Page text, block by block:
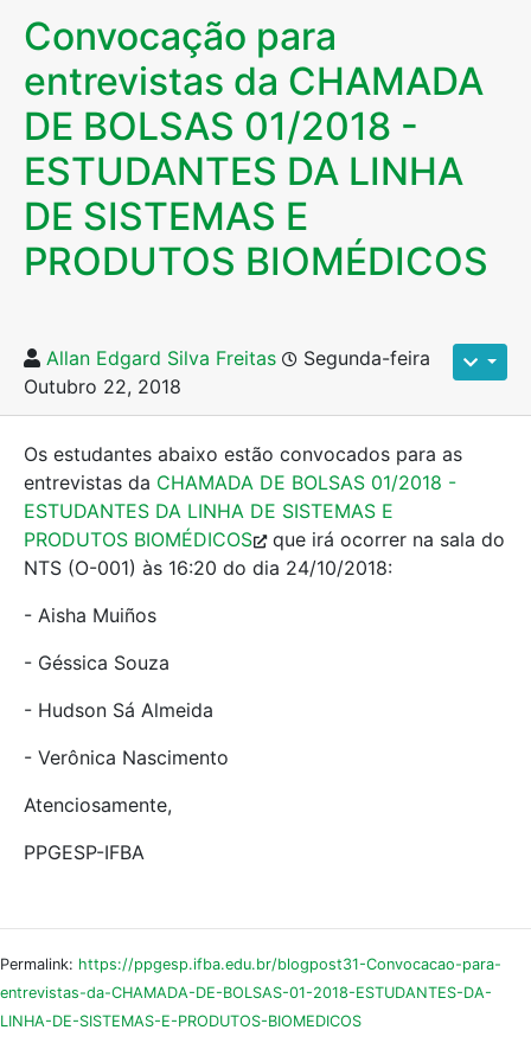
Convocação para
entrevistas da CHAMADA
DE BOLSAS 01/2018 -
ESTUDANTES DA LINHA
DE SISTEMAS E
PRODUTOS BIOMÉDICOS
Allan Edgard Silva Freitas
Segunda-feira
Outubro 22, 2018
Os estudantes abaixo estão convocados para as
entrevistas da CHAMADA DE BOLSAS 01/2018 -
ESTUDANTES DA LINHA DE SISTEMAS E
PRODUTOS BIOMÉDICOS que irá ocorrer na sala do
NTS (O-001) às 16:20 do dia 24/10/2018:
- Aisha Muiños
- Géssica Souza
- Hudson Sá Almeida
- Verônica Nascimento
Atenciosamente,
PPGESP-IFBA
Permalink: https://ppgesp.ifba.edu.br/blogpost31-Convocacao-para-
entrevistas-da-CHAMADA-DE-BOLSAS-01-2018-ESTUDANTES-DA-
LINHA-DE-SISTEMAS-E-PRODUTOS-BIOMEDICOS